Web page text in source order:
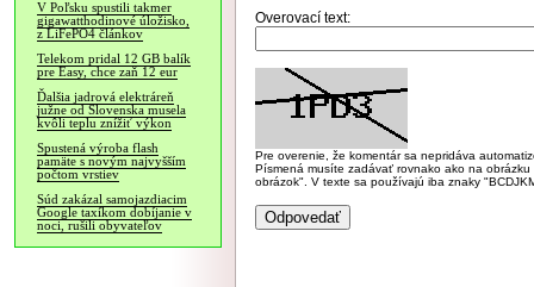
V Poľsku spustili takmer
gigawatthodinové úložisko,
z LiFePO4 článkov
Telekom pridal 12 GB balík
pre Easy, chce zaň 12 eur
Ďalšia jadrová elektráreň
južne od Slovenska musela
kvôli teplu znížiť výkon
Spustená výroba flash
pamäte s novým najvyšším
počtom vrstiev
Súd zakázal samojazdiacim
Google taxíkom dobíjanie v
noci, rušili obyvateľov
Overovací text:
Pre overenie, že komentár sa nepridáva
Písmená musíte zadávať rovnako ako na
obrázok". V texte sa používajú iba znaky